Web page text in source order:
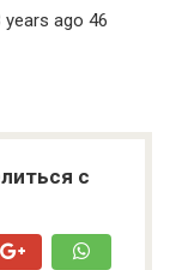
years ago 46
с